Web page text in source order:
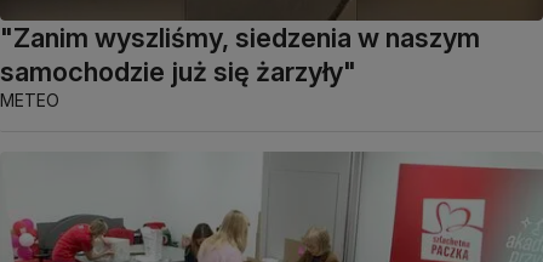
"Zanim wyszliśmy, siedzenia w naszym
samochodzie już się żarzyły"
METEO